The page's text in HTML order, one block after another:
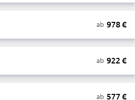
ab 978€
ab 922 €
ab 577 €